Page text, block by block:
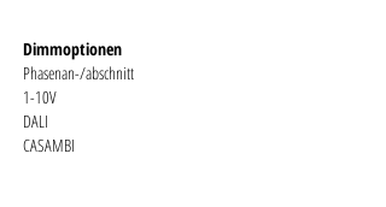
Dimmoptionen
​Phasenan-/abschnitt
1-10V
DALI
CASAMBI​